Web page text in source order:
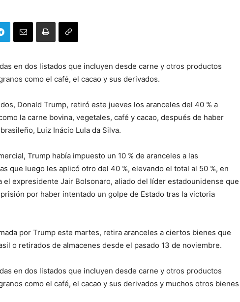
en dos listados que incluyen desde carne y otros productos
como el café, el cacao y sus derivados.
Donald Trump, retiró este jueves los aranceles del 40 % a
la carne bovina, vegetales, café y cacao, después de haber
Luiz Inácio Lula da Silva.
Trump había impuesto un 10 % de aranceles a las
que luego les aplicó otro del 40 %, elevando el total al 50 %, en
expresidente Jair Bolsonaro, aliado del líder estadounidense que
por haber intentado un golpe de Estado tras la victoria
por Trump este martes, retira aranceles a ciertos bienes que
o retirados de almacenes desde el pasado 13 de noviembre.
en dos listados que incluyen desde carne y otros productos
como el café, el cacao y sus derivados y muchos otros bienes